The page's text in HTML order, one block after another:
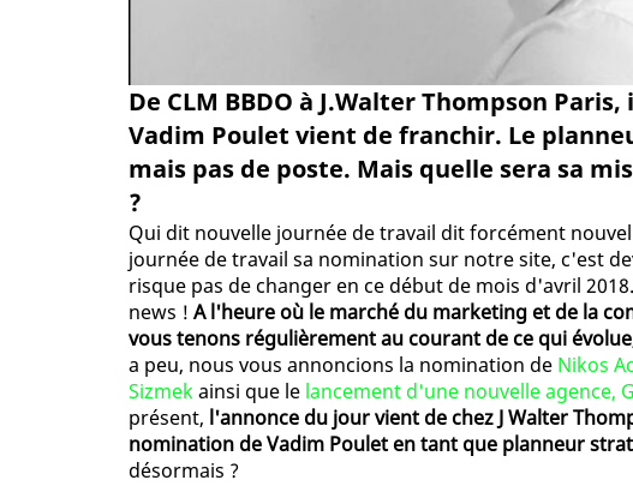
De CLM BBDO à J.Walter Thompson
Vadim Poulet vient de franchir. Le
mais pas de poste. Mais quelle sera sa
?
Qui dit nouvelle journée de travail dit forcément
journée de travail sa nomination sur notre site, c'est
risque pas de changer en ce début de mois d'avril
news ! A l'heure où le marché du marketing et de la
vous tenons régulièrement au courant de ce qui
a peu, nous vous annoncions la nomination de Nikos
Sizmekainsi que le lancement d'une nouvelle agence,
présent, l'annonce du jour vient de chez J Walter
nomination de Vadim Poulet en tant que planneur
désormais ?